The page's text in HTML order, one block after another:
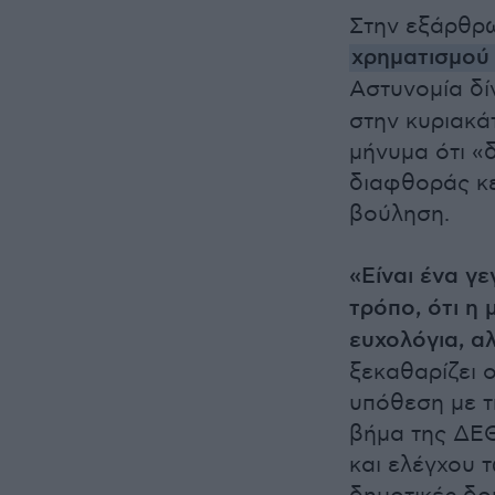
Στην
Αστυνομία
στην
μήνυμα ότι
διαφθοράς
βούληση.
«Είναι ένα
τρόπο, ότι η
ευχολόγια,
υπόθεση με
βήμα της
και ελέγχου